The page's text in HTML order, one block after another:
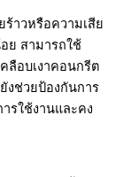
าวหรือความเสีย
ย สามารถใช้
ลือบเงาคอนกรีต
งช่วยป้องกันการ
รใช้งานและคง